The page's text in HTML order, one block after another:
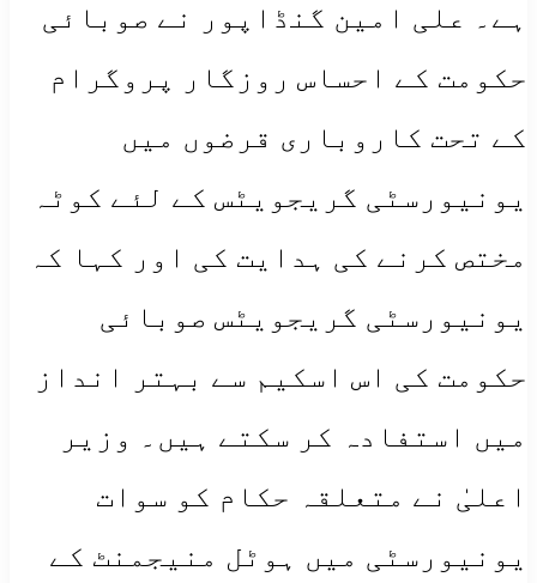
ہے۔ علی امین گنڈاپور نے صوبائی
حکومت کے احساس روزگار پروگرام
کے تحت کاروباری قرضوں میں
یونیورسٹی گریجویٹس کے لئے کوٹہ
مختص کرنے کی ہدایت کی اور کہا کہ
یونیورسٹی گریجویٹس صوبائی
حکومت کی اس اسکیم سے بہتر انداز
میں استفادہ کر سکتے ہیں۔ وزیر
اعلیٰ نے متعلقہ حکام کو سوات
یونیورسٹی میں ہوٹل منیجمنٹ کے